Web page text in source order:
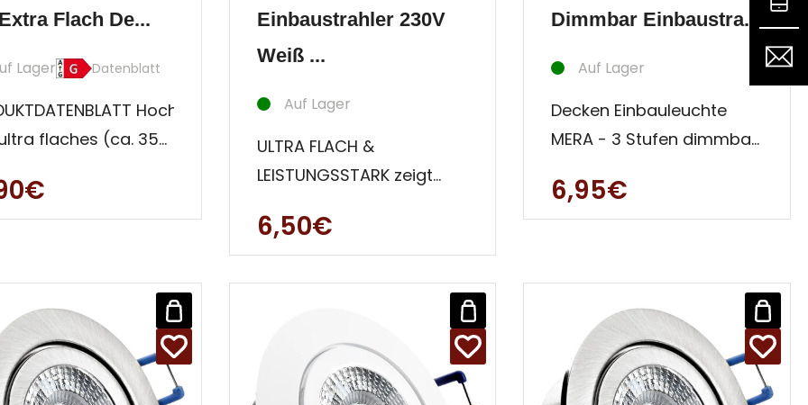
Flach De...
Lager Datenblatt
Hochwertiges
flaches (ca. 35
Set aus
Einbaustrahler 230V
Weiß ...
Auf Lager
ULTRA FLACH &
LEISTUNGSSTARK zeigt
Einbautiefen-Wunder
Mera. Mit nur 42 m
6,50€
Dimmbar Einbaustra...
Auf Lager
Decken Einbauleuchte
MERA - 3 Stufen dimmbar
DimmerULTRA FLACH &
LEISTUNGSSTARK ze
6,95€